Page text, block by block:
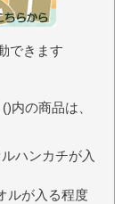
できます
内の商品は、
ハンカチが入
ルが入る程度